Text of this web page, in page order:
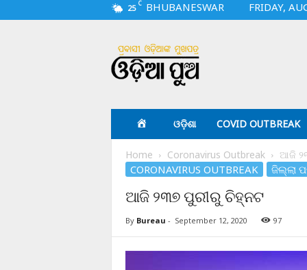
25 C BHUBANESWAR
FRIDAY,
i
a
ଓଡ଼ିଶା COVID OUTBREAK
Home Coronavirus Outbreak ଆଜି
CORONAVIRUS OUTBREAK ଜିଲ୍ଲା
ଆଜି ୨୩୭ ପୁରୀରୁ ଚିହ୍ନଟ
By Bureau - September 12, 2020 97